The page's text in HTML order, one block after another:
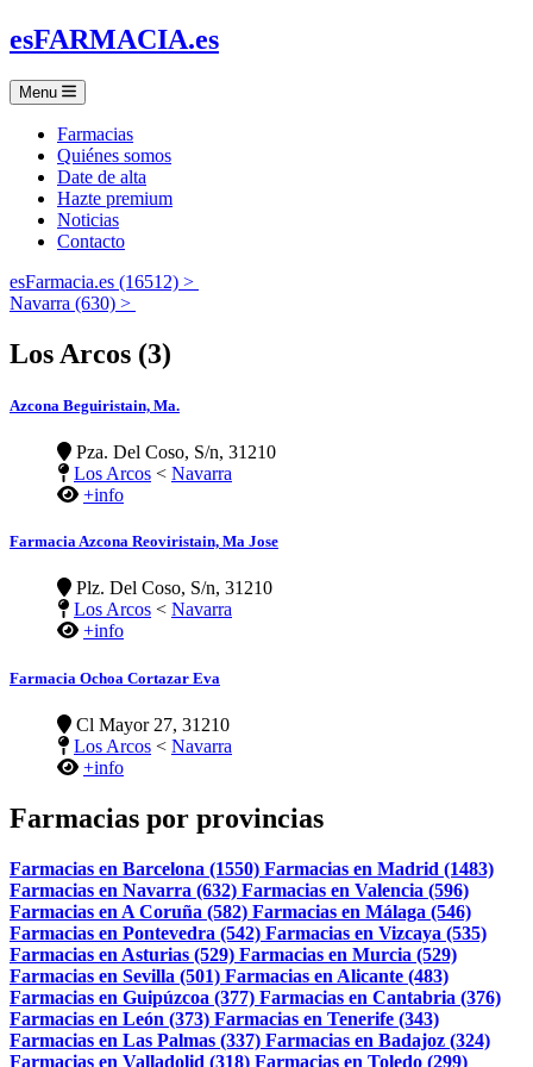
esFARMACIA.es
Menu
Farmacias
Quiénes somos
Date de alta
Hazte premium
Noticias
Contacto
esFarmacia.es (16512) >
Navarra (630) >
Los Arcos (3)
Azcona Beguiristain, Ma.
Pza. Del Coso, S/n, 31210
Los Arcos < Navarra
+info
Farmacia Azcona Reoviristain, Ma Jose
Plz. Del Coso, S/n, 31210
Los Arcos < Navarra
+info
Farmacia Ochoa Cortazar Eva
Cl Mayor 27, 31210
Los Arcos < Navarra
+info
Farmacias por provincias
Farmacias en Barcelona (1550) Farmacias en Madrid (1483)
Farmacias en Navarra (632) Farmacias en Valencia (596)
Farmacias en A Coruña (582) Farmacias en Málaga (546)
Farmacias en Pontevedra (542) Farmacias en Vizcaya (535)
Farmacias en Asturias (529) Farmacias en Murcia (529)
Farmacias en Sevilla (501) Farmacias en Alicante (483)
Farmacias en Guipúzcoa (377) Farmacias en Cantabria (376)
Farmacias en León (373) Farmacias en Tenerife (343)
Farmacias en Las Palmas (337) Farmacias en Badajoz (324)
Farmacias en Valladolid (318) Farmacias en Toledo (299)